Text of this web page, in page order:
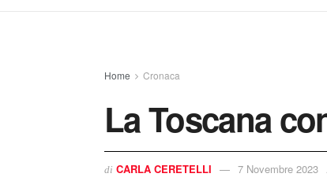
Home Cronaca
La Toscana
di CARLA CERETELLI 7 Novembre 2023